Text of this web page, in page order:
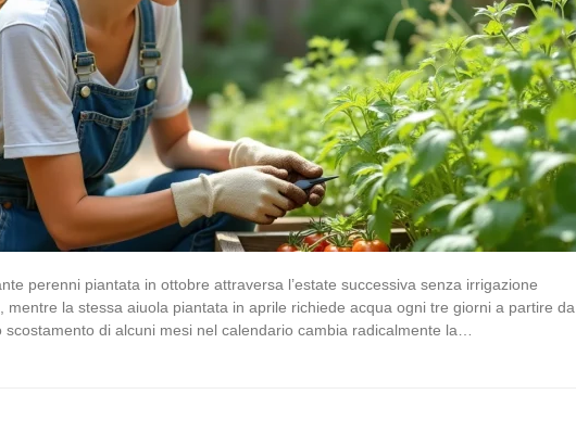
perenni piantata in ottobre attraversa l’estate successiva senza irrigazione
mentre la stessa aiuola piantata in aprile richiede acqua ogni tre giorni a partire da
scostamento di alcuni mesi nel calendario cambia radicalmente la…